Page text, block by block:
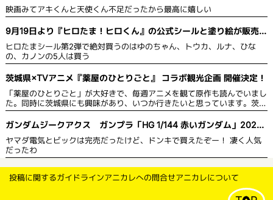
ラ
映画みてアキくんと天使くん不足だったから最高に嬉しい
9月19日より『ヒロたま！ヒロくん』の公式シールと塗り絵が販売を
開始！
ヒロたまシール第2弾で絶対買うのはゆのちゃん、トウカ、ルナ、ひな
の、カノンの5人は買う
茨城県×TVアニメ『薬屋のひとりごと』 コラボ観光企画 開催決定！
「薬屋のひとりごと」が大好きで、毎週アニメを観て原作も読んでいまし
た。同時に茨城県にも興味があり、いつか行きたいと思っています。茨城
県は自然豊かで綺麗な草花が多いので、薬や草花に詳しい猫猫 がPRする
のにぴったりだと思います。スタンプを集めて限定グッズももらえるの
で、作品のファンにとっては茨城県の観光名所を見て回り、同時にグッズ
ももらえるのでお得だと思います。
ガンダムジークアクス ガンプラ「HG 1/144 赤いガンダム」2025
年5月発売
ヤマダ電気とビックは完売だったけど、ドンキで買えたぞー！ 凄く人気
だったわ
投稿に関するガイドラインアニカレへの問合せアニカレについて